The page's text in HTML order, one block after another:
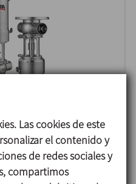
Las cookies de este
el contenido y
de redes sociales y
compartimos